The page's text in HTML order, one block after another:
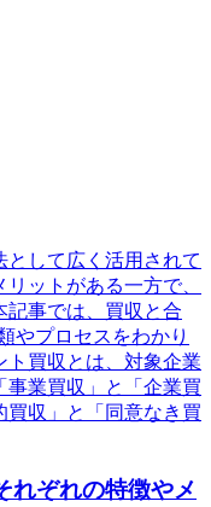
して広く活用されて
ットがある一方で、
記事では、買収と合
やプロセスをわかり
買収とは、対象企業
業買収」と「企業買
買収」と「同意なき買
れぞれの特徴やメ